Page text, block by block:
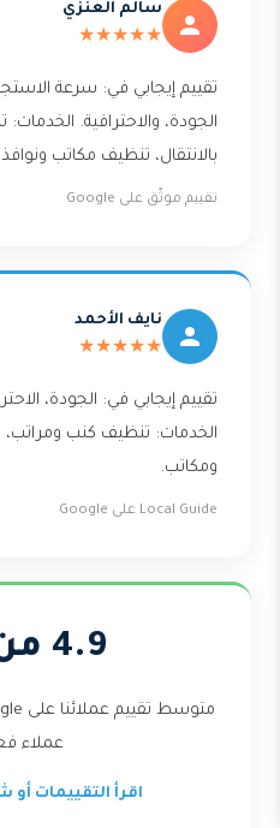
سالم العنزي
★★★★★
تقييم إيجابي في: سرعة
الجودة، والاحترافية.
بالانتقال، تنظيف مكاتب ونوافذ.
تقييم موثّق على Google
نايف الأحمد
★★★★★
تقييم إيجابي في: الجودة،
الخدمات: تنظيف كنب
ومكاتب.
Local Guide على Google
4.9 من 5
عملاء
اقرأ التقييمات أو